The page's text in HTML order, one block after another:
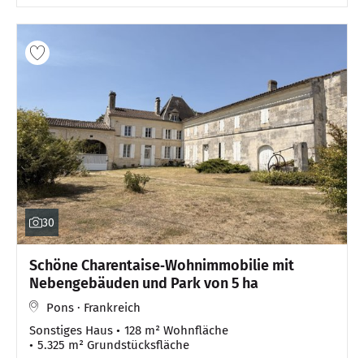
30
Schöne Charentaise‑Wohnimmobilie mit
Nebengebäuden und Park von 5 ha
Pons · Frankreich
Sonstiges Haus
128 m² Wohnfläche
5.325 m² Grundstücksfläche